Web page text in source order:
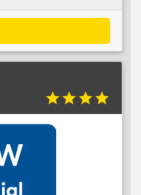
starstarstarstar